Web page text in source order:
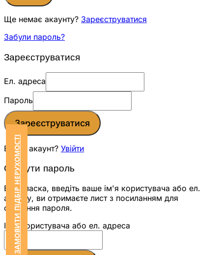
ЗАМОВИТИ ПІДБІР НЕРУХОМОСТІ
Ще немає акаунту? Зареєструватися
Забули пароль?
Зареєструватися
Ел. адреса
Пароль
Зареєструватися
Вже є акаунт? Увійти
Скинути пароль
Будь ласка, введіть ваше ім'я користувача або ел.
адресу, ви отримаєте лист з посиланням для
скидання пароля.
Ім'я користувача або ел. адреса